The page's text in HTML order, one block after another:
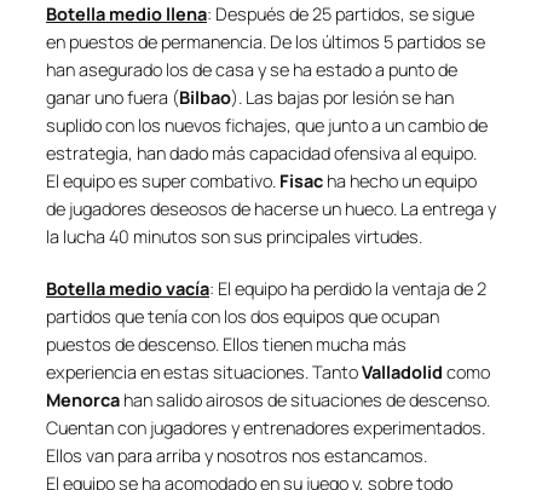
Botella medio llena: Después de 25 partidos, se sigue
en puestos de permanencia. De los últimos 5 partidos se
han asegurado los de casa y se ha estado a punto de
ganar uno fuera (Bilbao). Las bajas por lesión se han
suplido con los nuevos fichajes, que junto a un cambio de
estrategia, han dado más capacidad ofensiva al equipo.
El equipo es super combativo. Fisac ha hecho un equipo
de jugadores deseosos de hacerse un hueco. La entrega y
la lucha 40 minutos son sus principales virtudes.
Botella medio vacía: El equipo ha perdido la ventaja de 2
partidos que tenía con los dos equipos que ocupan
puestos de descenso. Ellos tienen mucha más
experiencia en estas situaciones. TantoValladolid como
Menorca han salido airosos de situaciones de descenso.
Cuentan con jugadores y entrenadores experimentados.
Ellos van para arriba y nosotros nos estancamos.
El equipo se ha acomodado en su juego y, sobre todo